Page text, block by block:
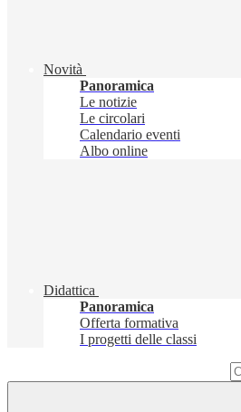
Novità
Panoramica
Le notizie
Le circolari
Calendario eventi
Albo online
Didattica
Panoramica
Offerta formativa
I progetti delle classi